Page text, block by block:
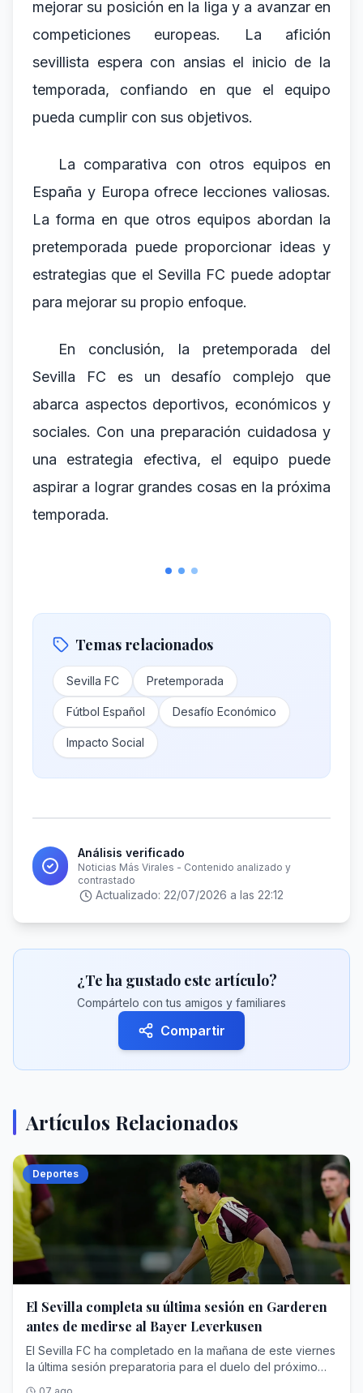
mejorar su posición en la liga y a avanzar en
competiciones europeas. La afición
sevillista espera con ansias el inicio de la
temporada, confiando en que el equipo
pueda cumplir con sus objetivos.
La comparativa con otros equipos en
España y Europa ofrece lecciones valiosas.
La forma en que otros equipos abordan la
pretemporada puede proporcionar ideas y
estrategias que el Sevilla FC puede adoptar
para mejorar su propio enfoque.
En conclusión, la pretemporada del
Sevilla FC es un desafío complejo que
abarca aspectos deportivos, económicos y
sociales. Con una preparación cuidadosa y
una estrategia efectiva, el equipo puede
aspirar a lograr grandes cosas en la próxima
temporada.
Temas relacionados
Sevilla FC Pretemporada
Fútbol Español Desafío Económico
Impacto Social
Análisis verificado
Noticias Más Virales - Contenido analizado y
contrastado
Actualizado: 22/07/2026 a las 22:12
¿Te ha gustado este artículo?
Compártelo con tus amigos y familiares
Compartir
Artículos Relacionados
Deportes
El Sevilla completa su última sesión en Garderen
antes de medirse al Bayer Leverkusen
El Sevilla FC ha completado en la mañana de este viernes
la última sesión preparatoria para el duelo del próximo